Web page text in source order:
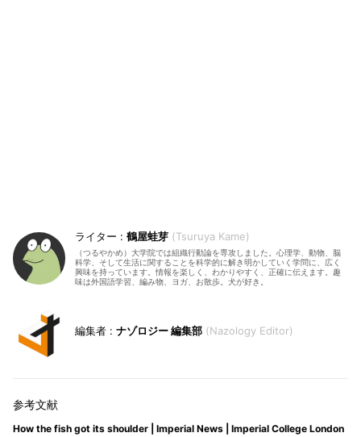
鶴屋蛙芽 Tsuruya Kame
（つるやかめ）大学院では組織行動論を専攻しました。心理学、動物、脳
科学、そして生活に関することを科学的に解き明かしていく学問に、広く
興味を持っています。情報を楽しく、わかりやすく、正確に伝えます。趣
味は外国語学習、編み物、ヨガ、お散歩。犬が好き。
ナゾロジー 編集部 Nazology Editor
How the fish got its shoulder | Imperial News | Imperial College London